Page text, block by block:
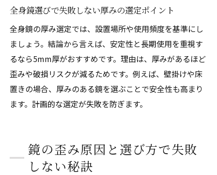
全身鏡選びで失敗しない厚みの選定ポイント
全身鏡の厚み選定では、設置場所や使用頻度を基準にし
ましょう。結論から言えば、安定性と長期使用を重視す
るなら5mm厚がおすすめです。理由は、厚みがあるほど
歪みや破損リスクが減るためです。例えば、壁掛けや床
置きの場合、厚みのある鏡を選ぶことで安全性も高まり
ます。計画的な選定が失敗を防ぎます。
鏡の歪み原因と選び方で失敗
しない秘訣